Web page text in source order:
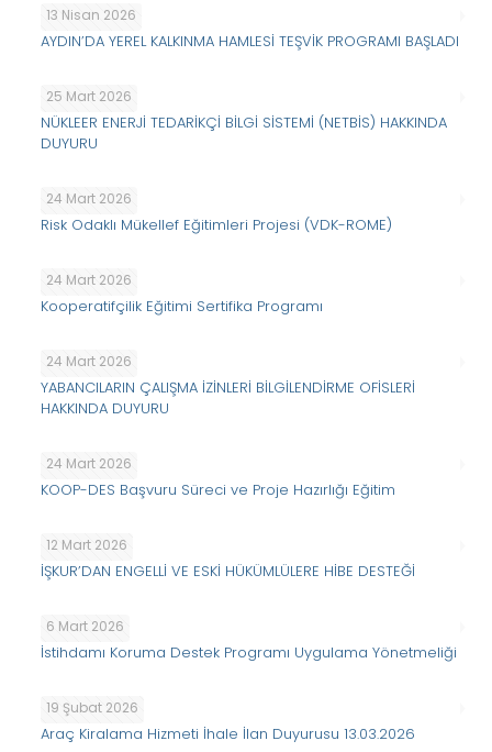
13 Nisan 2026
AYDIN’DA YEREL KALKINMA HAMLESİ TEŞVİK PROGRAMI BAŞLADI
25 Mart 2026
NÜKLEER ENERJİ TEDARİKÇİ BİLGİ SİSTEMİ (NETBİS) HAKKINDA
DUYURU
24 Mart 2026
Risk Odaklı Mükellef Eğitimleri Projesi (VDK-ROME)
24 Mart 2026
Kooperatifçilik Eğitimi Sertifika Programı
24 Mart 2026
YABANCILARIN ÇALIŞMA İZİNLERİ BİLGİLENDİRME OFİSLERİ
HAKKINDA DUYURU
24 Mart 2026
KOOP-DES Başvuru Süreci ve Proje Hazırlığı Eğitim
12 Mart 2026
İŞKUR’DAN ENGELLİ VE ESKİ HÜKÜMLÜLERE HİBE DESTEĞİ
6 Mart 2026
İstihdamı Koruma Destek Programı Uygulama Yönetmeliği
19 Şubat 2026
Araç Kiralama Hizmeti İhale İlan Duyurusu 13.03.2026